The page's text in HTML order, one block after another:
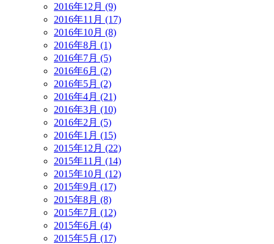
2016年12月 (9)
2016年11月 (17)
2016年10月 (8)
2016年8月 (1)
2016年7月 (5)
2016年6月 (2)
2016年5月 (2)
2016年4月 (21)
2016年3月 (10)
2016年2月 (5)
2016年1月 (15)
2015年12月 (22)
2015年11月 (14)
2015年10月 (12)
2015年9月 (17)
2015年8月 (8)
2015年7月 (12)
2015年6月 (4)
2015年5月 (17)